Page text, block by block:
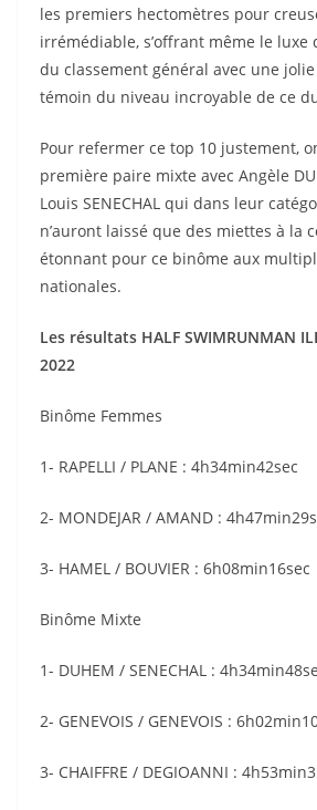
les premiers hectomètres pour
irrémédiable, s’offrant même le luxe
du classement général avec une
témoin du niveau incroyable de ce
Pour refermer ce top 10 justement,
première paire mixte avec Angèle
Louis SENECHAL qui dans leur
n’auront laissé que des miettes à la
étonnant pour ce binôme aux
nationales.
Les résultats HALF SWIMRUNMAN
2022
Binôme Femmes
1- RAPELLI / PLANE : 4h34min42sec
2- MONDEJAR / AMAND :
3- HAMEL / BOUVIER : 6h08min16sec
Binôme Mixte
1- DUHEM / SENECHAL :
2- GENEVOIS / GENEVOIS :
3- CHAIFFRE / DEGIOANNI :